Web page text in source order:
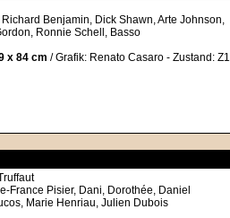
Benjamin, Dick Shawn, Arte Johnson,
Ronnie Schell, Basso
x 84 cm / Grafik: Renato Casaro - Zustand: Z1
France Pisier, Dani, Dorothée, Daniel
Marie Henriau, Julien Dubois